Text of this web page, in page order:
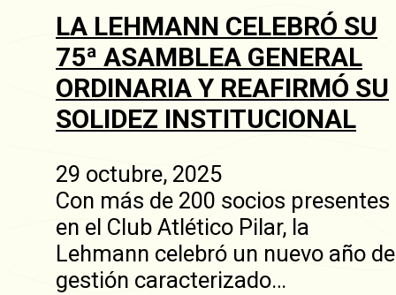
LA LEHMANN CELEBRÓ SU
75ª ASAMBLEA GENERAL
ORDINARIA Y REAFIRMÓ SU
SOLIDEZ INSTITUCIONAL
29 octubre, 2025
Con más de 200 socios presentes
en el Club Atlético Pilar, la
Lehmann celebró un nuevo año de
gestión caracterizado…